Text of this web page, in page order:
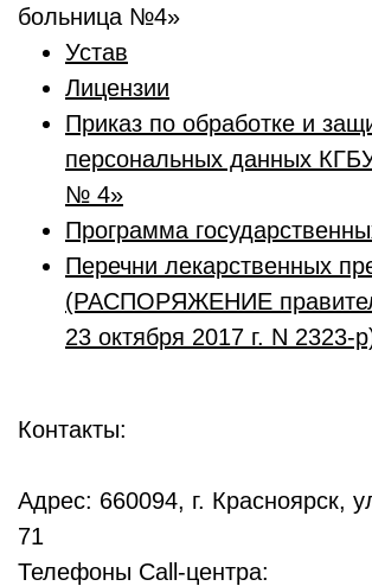
больница №4»
Устав
Лицензии
Приказ по обработке и
персональных данных
№ 4»
Программа
Перечни лекарственных
(РАСПОРЯЖЕНИЕ
23 октября 2017 г. N 2323-
Контакты:
Адрес: 660094, г. Красноярск,
71
Телефоны Call-центра: